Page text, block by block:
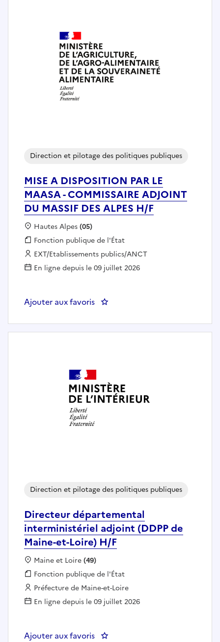
MISE A DISPOSITION PAR LE
MAASA - COMMISSAIRE ADJOINT
DU MASSIF DES ALPES H/F
Direction et pilotage des politiques publiques
Localisation :
Hautes Alpes(05)
Fonction publique :
Fonction publique de l'État
Employeur :
EXT/Etablissements publics/ANCT
En ligne depuis le 09 juillet 2026
Ajouter aux favoris
Directeur départemental
interministériel adjoint (DDPP de
Maine-et-Loire) H/F
Direction et pilotage des politiques publiques
Localisation :
Maine et Loire(49)
Fonction publique :
Fonction publique de l'État
Employeur :
Préfecture de Maine-et-Loire
En ligne depuis le 09 juillet 2026
Ajouter aux favoris : Directeur départemental